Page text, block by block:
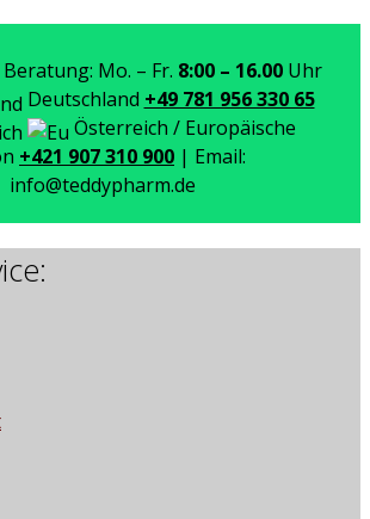
Mo. – Fr. 8:00 – 16.00Uhr
Deutschland +49 781 956 330 65
Österreich / Europäische
+421 907 310 900 | Email:
info@teddypharm.de